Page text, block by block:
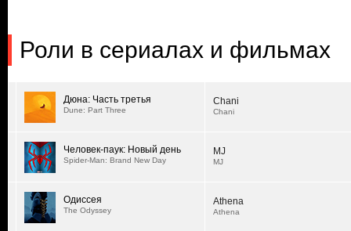
Роли в сериалах и фильмах
Дюна: Часть третья
Dune: Part Three
Chani
Chani
Человек-паук: Новый день
Spider-Man: Brand New Day
MJ
MJ
Одиссея
The Odyssey
Athena
Athena